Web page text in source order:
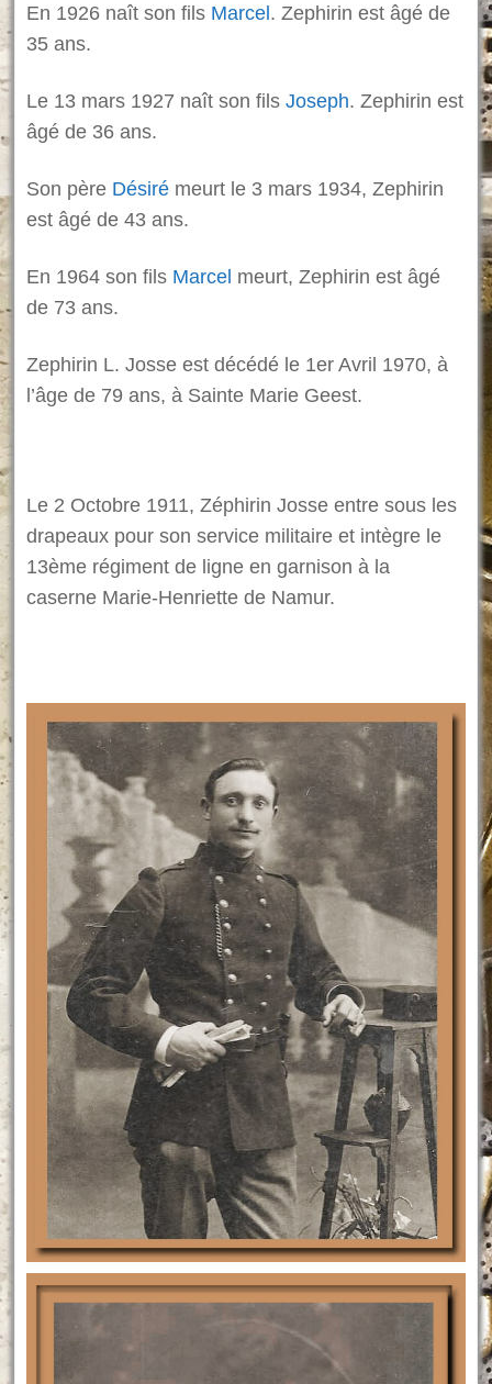
En 1926 naît son fils Marcel. Zephirin est âgé de
35 ans.
Le 13 mars 1927 naît son filsJoseph. Zephirin est
âgé de 36 ans.
Son père Désiré meurt le 3 mars 1934, Zephirin
est âgé de 43 ans.
En 1964 son fils Marcel meurt, Zephirin est âgé
de 73 ans.
Zephirin L. Josse est décédé le 1er Avril 1970, à
l’âge de 79 ans, à Sainte Marie Geest.
Le 2 Octobre 1911, Zéphirin Josse entre sous les
drapeaux pour son service militaire et intègre le
13ème régiment de ligne en garnison à la
caserne Marie-Henriette de Namur.